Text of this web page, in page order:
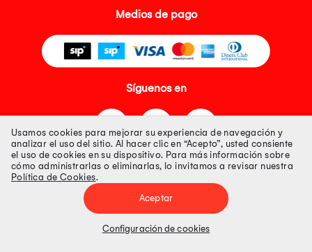
Medios de pago
Síguenos en
Tienda 100% Segura
Tiendas Peruanas S.A. R.U.C. Nº 20493020618. Todos los derechos
Precios disponibles solo en www.oechsle.pe. Precios online publicados
Usamos cookies para mejorar su experiencia de navegación y
analizar el uso del sitio. Al hacer clic en “Acepto”, usted consiente
el uso de cookies en su dispositivo. Para más información sobre
cómo administrarlas o eliminarlas, lo invitamos a revisar nuestra
Política de Cookies.
Aceptar
Configuración de cookies